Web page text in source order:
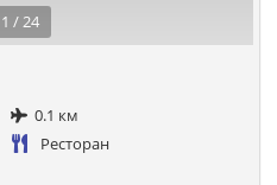
1 / 24
0.1 км
Ресторан